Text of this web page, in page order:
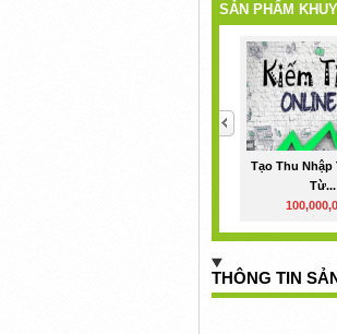
SẢN PHẨM
Tạo Thu
Từ...
THÔNG TIN